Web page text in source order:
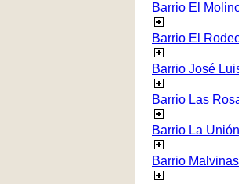
Barrio El
Barrio El
Barrio José
Barrio Las
Barrio La Unión
Barrio Malvinas